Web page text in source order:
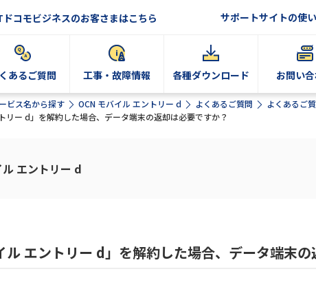
コモビジネスのお客さまはこちら サポートサイトの使
あるご質問 工事・故障情報 各種ダウンロード お問い
ビス名から探す OCN モバイル エントリー d よくあるご質問
よくあるご
リー d」を解約した場合、データ端末の返却は必要ですか？
エントリー d
ル エントリー d」を解約した場合、データ端末